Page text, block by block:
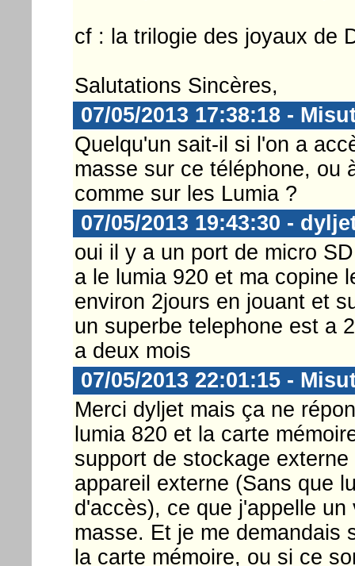
cf : la trilogie des joyaux de
Salutations Sincères,
07/05/2013 17:38:18 -
Quelqu'un sait-il si l'on a
masse sur ce téléphone, ou
comme sur les Lumia ?
07/05/2013 19:43:30 -
oui il y a un port de micro
a le lumia 920 et ma copine
environ 2jours en jouant et
un superbe telephone est a
a deux mois
07/05/2013 22:01:15 -
Merci dyljet mais ça ne
lumia 820 et la carte
support de stockage
appareil externe (Sans que
d'accès), ce que j'appelle
masse. Et je me demandais
la carte mémoire, ou si ce